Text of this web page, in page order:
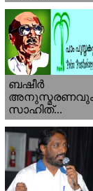
ബഷീര്‍
സാഹിത്...